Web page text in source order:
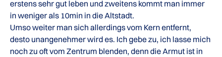
erstens sehr gut leben und zweitens kommt man immer
in weniger als 10min in die Altstadt.
Umso weiter man sich allerdings vom Kern entfernt,
desto unangenehmer wird es. Ich gebe zu, ich lasse mich
noch zu oft vom Zentrum blenden, denn die Armut ist in